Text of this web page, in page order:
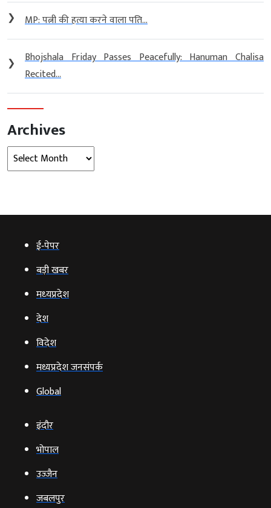
❯ MP: पत्नी की हत्या करने वाला पति...
❯
Bhojshala Friday Passes Peacefully: Hanuman Chalisa
Recited...
Archives
Archives
ई‑पेपर
बड़ी खबर
मध्‍यप्रदेश
देश
विदेश
मध्यप्रदेश जनसंपर्क
Global
इंदौर
भोपाल
उज्‍जैन
जबलपुर